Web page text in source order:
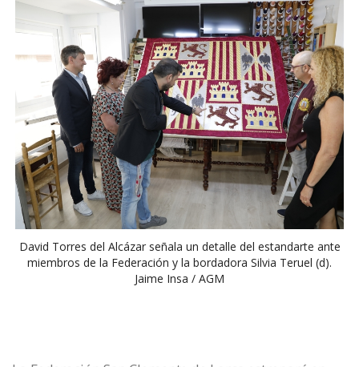
David Torres del Alcázar señala un detalle del estandarte ante
miembros de la Federación y la bordadora Silvia Teruel (d).
Jaime Insa / AGM